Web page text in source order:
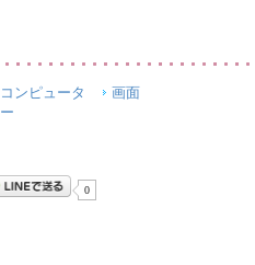
コンピュータ
ー
画面
0